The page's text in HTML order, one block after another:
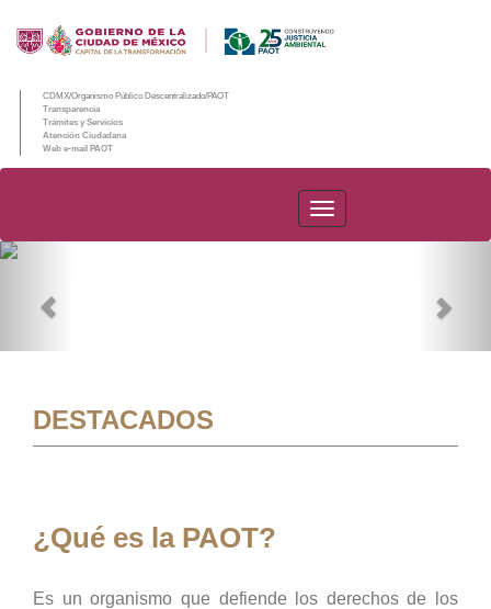
CDMX/Organismo Público Descentralizado/PAOT
Transparencia
Trámites y Servicios
Atención Ciudadana
Web e-mail PAOT
PAOT
DESTACADOS
¿Qué es la PAOT?
Es un organismo que defiende los derechos de los